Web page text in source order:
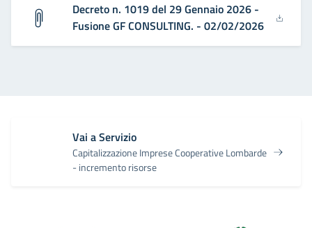
Decreto n. 1019 del 29 Gennaio 2026 -
Fusione GF CONSULTING. - 02/02/2026
Vai a Servizio
Capitalizzazione Imprese Cooperative Lombarde
- incremento risorse